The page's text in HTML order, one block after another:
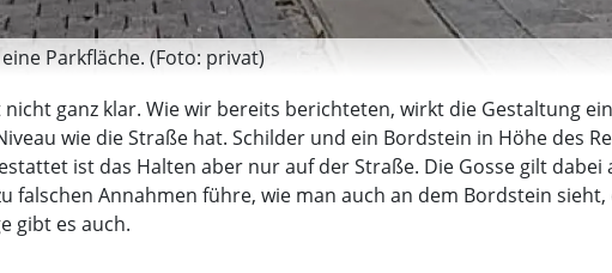
Parkfläche. (Foto: privat)
ganz klar. Wie wir bereits berichteten, wirkt die Gestaltung
wie die Straße hat. Schilder und ein Bordstein in Höhe des
ist das Halten aber nur auf der Straße. Die Gosse gilt dabei
falschen Annahmen führe, wie man auch an dem Bordstein
gibt es auch.